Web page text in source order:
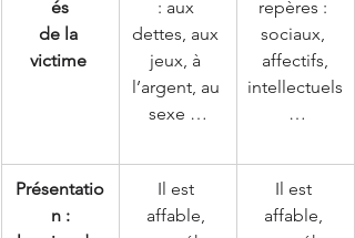
és
de la
victime
: aux
dettes, aux
jeux, à
l’argent, au
sexe …
repères :
sociaux,
affectifs,
intellectuels
…
Présentatio
n :
Il est
affable,
Il est
affable,